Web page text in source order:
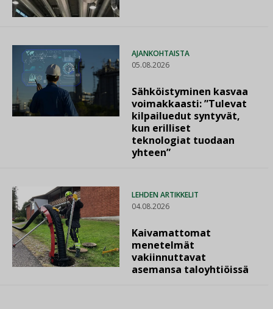
AJANKOHTAISTA
05.08.2026
Sähköistyminen kasvaa
voimakkaasti: ”Tulevat
kilpailuedut syntyvät,
kun erilliset
teknologiat tuodaan
yhteen”
LEHDEN ARTIKKELIT
04.08.2026
Kaivamattomat
menetelmät
vakiinnuttavat
asemansa taloyhtiöissä